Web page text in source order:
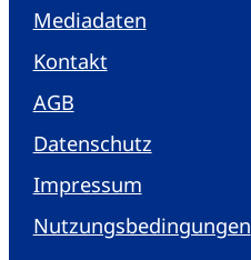
Mediadaten
Kontakt
AGB
Datenschutz
Impressum
Nutzungsbedingungen